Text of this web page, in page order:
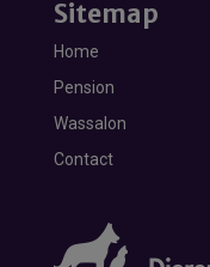
Sitemap
Home
Pension
Wassalon
Contact